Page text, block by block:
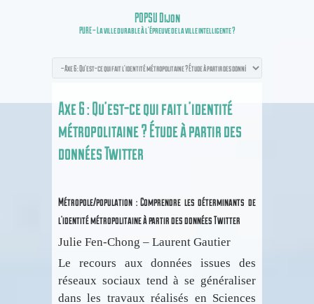
POPSU Dijon
PURE – La ville durable à l’épreuve de la ville intelligente ?
Axe 6 : Qu’est-ce qui fait l’identité
métropolitaine ? Étude à partir des
données Twitter
Métropole/population : Comprendre les déterminants de
l’identité métropolitaine à partir des données Twitter
Julie Fen-Chong – Laurent Gautier
Le recours aux données issues des
réseaux sociaux tend à se généraliser
dans les travaux réalisés en Sciences